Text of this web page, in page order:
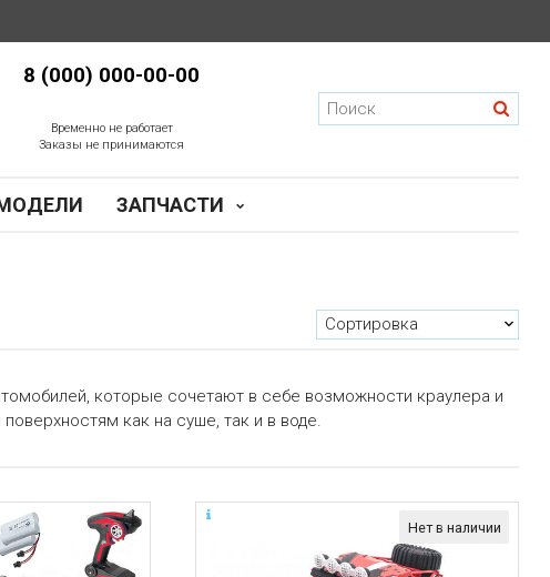
8 (000) 000-00-00
Временно не работает
Заказы не принимаются
ЗАПЧАСТИ
которые сочетают в себе возможности краулера и
как на суше, так и в воде.
Нет в наличии